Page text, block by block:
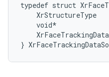
typedef struct
XrStructureType
void*
}